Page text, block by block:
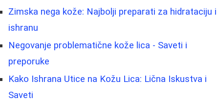
Zimska nega kože: Najbolji preparati za hidrataciju i
ishranu
Negovanje problematične kože lica - Saveti i
preporuke
Kako Ishrana Utice na Kožu Lica: Lična Iskustva i
Saveti